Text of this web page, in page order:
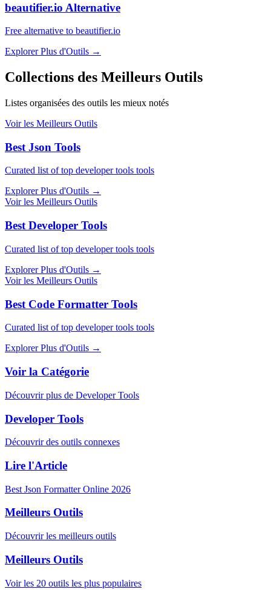
beautifier.io Alternative
Free alternative to beautifier.io
Explorer Plus d'Outils →
Collections des Meilleurs Outils
Listes organisées des outils les mieux notés
Voir les Meilleurs Outils
Best Json Tools
Curated list of top developer tools tools
Explorer Plus d'Outils →
Voir les Meilleurs Outils
Best Developer Tools
Curated list of top developer tools tools
Explorer Plus d'Outils →
Voir les Meilleurs Outils
Best Code Formatter Tools
Curated list of top developer tools tools
Explorer Plus d'Outils →
Voir la Catégorie
Découvrir plus de Developer Tools
Developer Tools
Découvrir des outils connexes
Lire l'Article
Best Json Formatter Online 2026
Meilleurs Outils
Découvrir les meilleurs outils
Meilleurs Outils
Voir les 20 outils les plus populaires